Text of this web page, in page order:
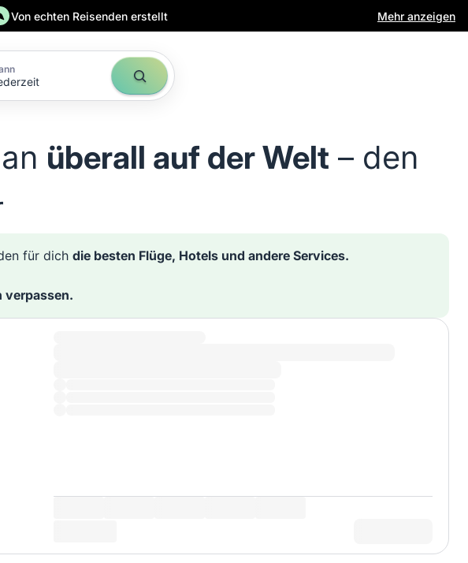
Von echten Reisenden erstellt Mehr anzeigen
überall auf der Welt – den
für dich die besten Flüge, Hotels und andere Services.
verpassen.